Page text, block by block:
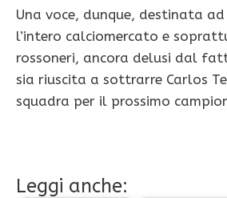
Una voce, dunque, destinata
l’intero calciomercato e
rossoneri, ancora delusi dal
sia riuscita a sottrarre Carlos
squadra per il prossimo
Leggi anche: